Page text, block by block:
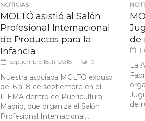
NOTICIAS
MOLTÓ asistió al Salón
Profesional Internacional
de Productos para la
Infancia
septiembre 18th, 2018 0
Nuestra asociada MOLTÓ expuso
del 6 al 8 de septiembre en el
IFEMA dentro de Puericultura
Madrid, que organiza el Salón
Profesional Internacional...
de
La
de